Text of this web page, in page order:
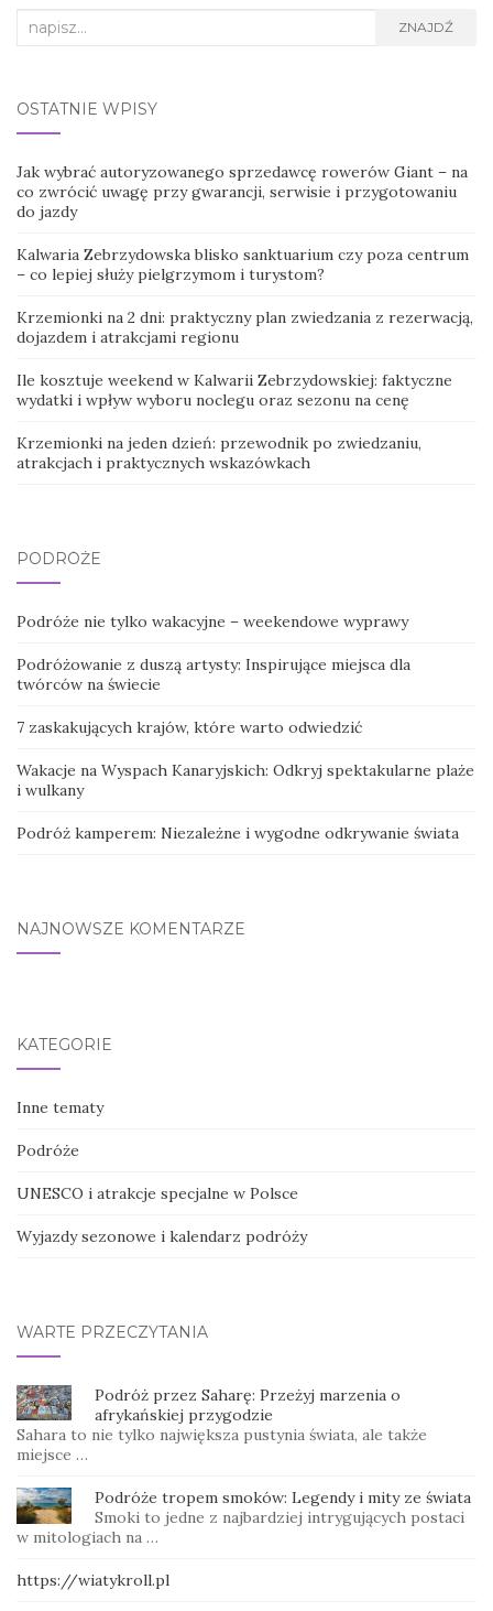
Search
ZNAJDŹ
OSTATNIE WPISY
Jak wybrać autoryzowanego sprzedawcę rowerów Giant – na
co zwrócić uwagę przy gwarancji, serwisie i przygotowaniu
do jazdy
Kalwaria Zebrzydowska blisko sanktuarium czy poza centrum
– co lepiej służy pielgrzymom i turystom?
Krzemionki na 2 dni: praktyczny plan zwiedzania z rezerwacją,
dojazdem i atrakcjami regionu
Ile kosztuje weekend w Kalwarii Zebrzydowskiej: faktyczne
wydatki i wpływ wyboru noclegu oraz sezonu na cenę
Krzemionki na jeden dzień: przewodnik po zwiedzaniu,
atrakcjach i praktycznych wskazówkach
PODRÓŻE
Podróże nie tylko wakacyjne – weekendowe wyprawy
Podróżowanie z duszą artysty: Inspirujące miejsca dla
twórców na świecie
7 zaskakujących krajów, które warto odwiedzić
Wakacje na Wyspach Kanaryjskich: Odkryj spektakularne plaże
i wulkany
Podróż kamperem: Niezależne i wygodne odkrywanie świata
NAJNOWSZE KOMENTARZE
KATEGORIE
Inne tematy
Podróże
UNESCO i atrakcje specjalne w Polsce
Wyjazdy sezonowe i kalendarz podróży
WARTE PRZECZYTANIA
Podróż przez Saharę: Przeżyj marzenia o
afrykańskiej przygodzie
Sahara to nie tylko największa pustynia świata, ale także
miejsce …
Podróże tropem smoków: Legendy i mity ze świata
Smoki to jedne z najbardziej intrygujących postaci
w mitologiach na …
https://wiatykroll.pl